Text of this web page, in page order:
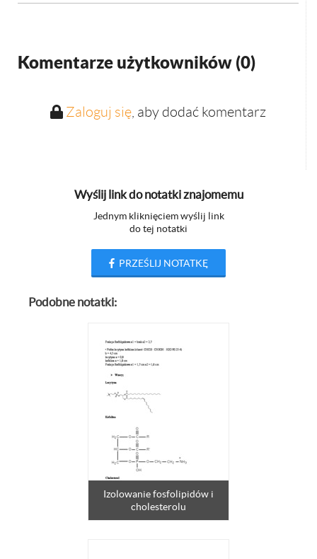
Komentarze użytkowników (0)
Zaloguj się, aby dodać komentarz
Wyślij link do notatki znajomemu
Jednym kliknięciem wyślij link
do tej notatki
PRZEŚLIJ NOTATKĘ
Podobne notatki:
Izolowanie fosfolipidów i
cholesterolu